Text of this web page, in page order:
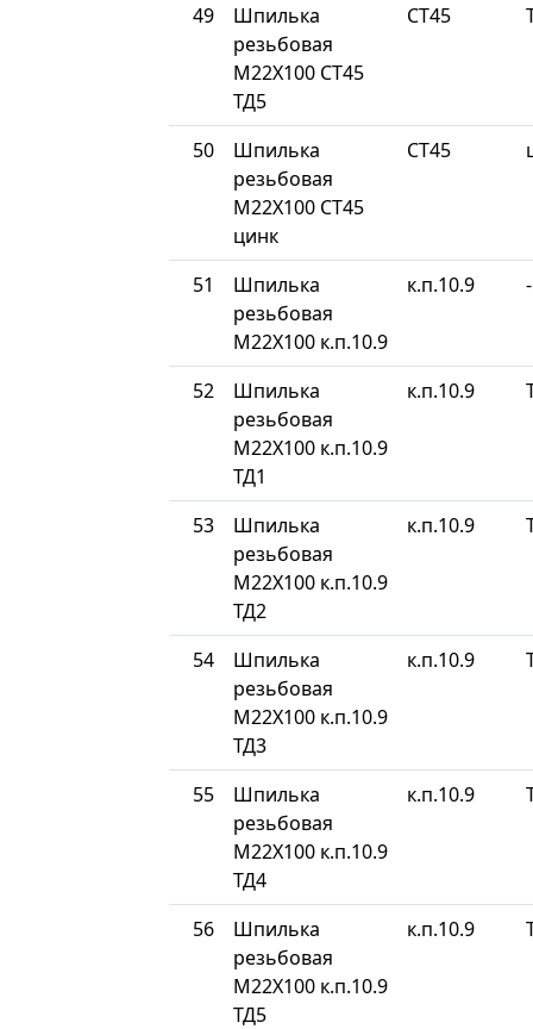
49
Шпилька
резьбовая
М22Х100 СТ45
ТД5
СТ45
50
Шпилька
резьбовая
М22Х100 СТ45
цинк
СТ45
51
Шпилька
резьбовая
М22Х100 к.п.10.9
к.п.10.9 -
52
Шпилька
резьбовая
М22Х100 к.п.10.9
ТД1
к.п.10.9
53
Шпилька
резьбовая
М22Х100 к.п.10.9
ТД2
к.п.10.9
54
Шпилька
резьбовая
М22Х100 к.п.10.9
ТД3
к.п.10.9
55
Шпилька
резьбовая
М22Х100 к.п.10.9
ТД4
к.п.10.9
56
Шпилька
резьбовая
М22Х100 к.п.10.9
ТД5
к.п.10.9